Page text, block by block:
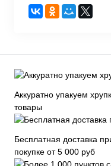
Аккуратно упакуем
товары
Бесплатная доставка
покупке от 5 000 руб